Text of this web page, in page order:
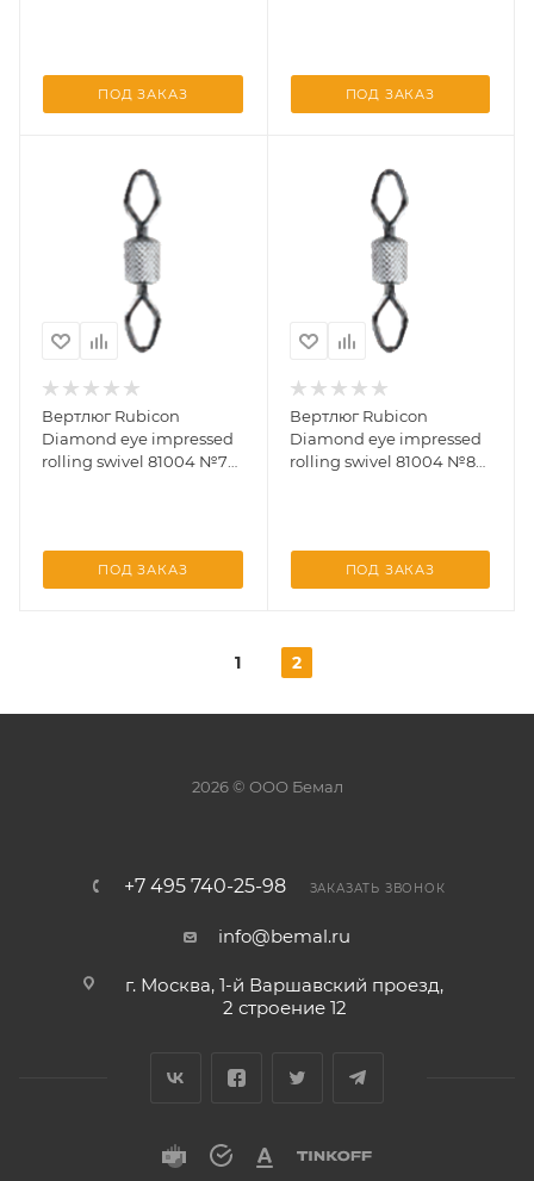
ПОД ЗАКАЗ ПОД ЗАКАЗ
Вертлюг Rubicon
Diamond eye impressed
rolling swivel 81004 №7
ПОД ЗАКАЗ
Вертлюг Rubicon
Diamond eye impressed
rolling swivel 81004 №8
ПОД ЗАКАЗ
1 2
2026 © ООО Бемал
+7 495 740-25-98 ЗАКАЗАТЬ ЗВОНОК
info@bemal.ru
г. Москва, 1-й Варшавский проезд,
2 строение 12